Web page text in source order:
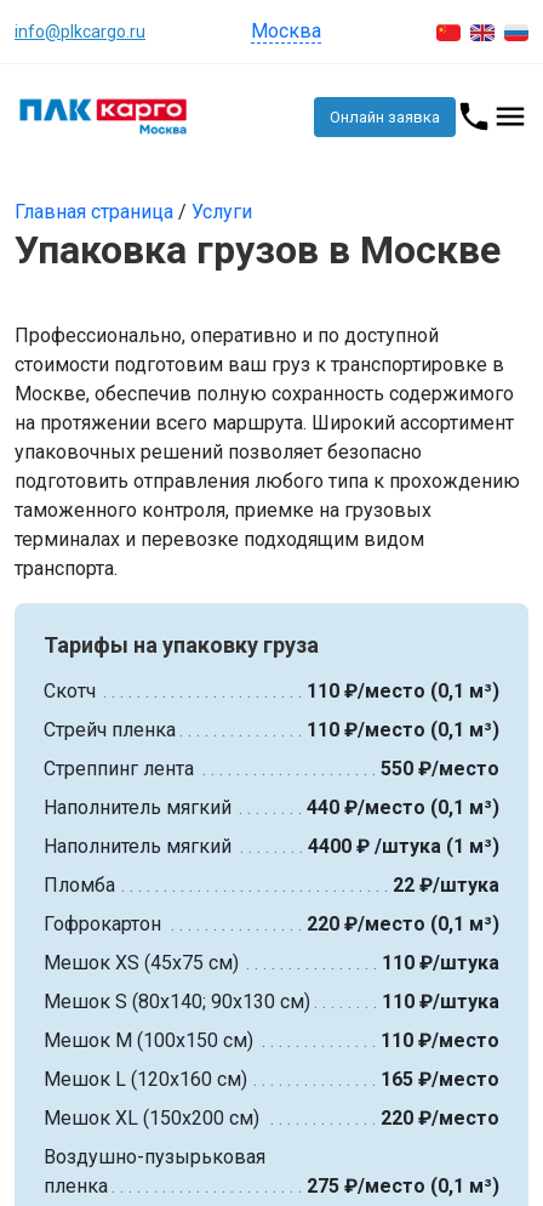
info@plkcargo.ru Москва
Онлайн заявка
Главная страница / Услуги
Упаковка грузов в Москве
Профессионально, оперативно и по доступной
стоимости подготовим ваш груз к транспортировке в
Москве, обеспечив полную сохранность содержимого
на протяжении всего маршрута. Широкий ассортимент
упаковочных решений позволяет безопасно
подготовить отправления любого типа к прохождению
таможенного контроля, приемке на грузовых
терминалах и перевозке подходящим видом
транспорта.
Тарифы на упаковку груза
Скотч
110 ₽/место (0,1 м³)
Стрейч пленка
110 ₽/место (0,1 м³)
Стреппинг лента
550 ₽/место
Наполнитель мягкий
440 ₽/место (0,1 м³)
Наполнитель мягкий
4400 ₽ /штука (1 м³)
Пломба
22 ₽/штука
Гофрокартон
220 ₽/место (0,1 м³)
Мешок XS (45х75 см)
110 ₽/штука
Мешок S (80х140; 90х130 см)
110 ₽/штука
Мешок M (100х150 см)
110 ₽/место
Мешок L (120х160 см)
165 ₽/место
Мешок XL (150х200 см)
220 ₽/место
Воздушно-пузырьковая
пленка
275 ₽/место (0,1 м³)